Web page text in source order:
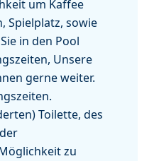
um Kaffee
Spielplatz, sowie
in den Pool
Unsere
gerne weiter.
Toilette, des
zu